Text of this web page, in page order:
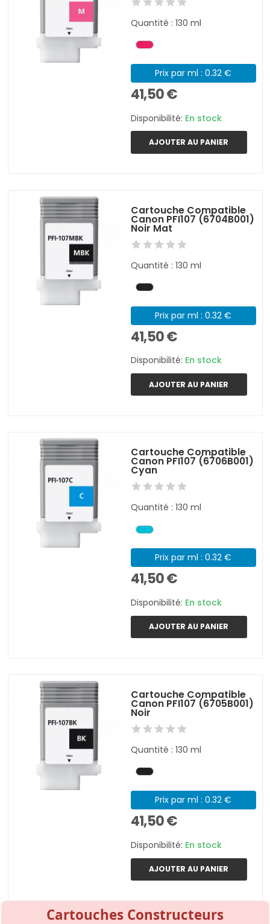
Quantité : 130 ml
Prix par ml : 0.32 €
41,50 €
Disponibilité: En stock
AJOUTER AU PANIER
Cartouche Compatible
Canon PFI107 (6704B001)
Noir Mat
Quantité : 130 ml
Prix par ml : 0.32 €
41,50 €
Disponibilité: En stock
AJOUTER AU PANIER
Cartouche Compatible
Canon PFI107 (6706B001)
Cyan
Quantité : 130 ml
Prix par ml : 0.32 €
41,50 €
Disponibilité: En stock
AJOUTER AU PANIER
Cartouche Compatible
Canon PFI107 (6705B001)
Noir
Quantité : 130 ml
Prix par ml : 0.32 €
41,50 €
Disponibilité: En stock
AJOUTER AU PANIER
Cartouches Constructeurs